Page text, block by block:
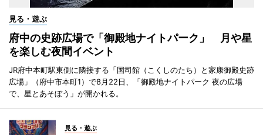
見る・遊ぶ
府中の史跡広場で「御殿地ナイトパーク」 月や星
を楽しむ夜間イベント
JR府中本町駅東側に隣接する「国司館（こくしのたち）と家康御殿史跡
広場」（府中市本町1）で8月22日、「御殿地ナイトパーク 夜の広場
で、星とあそぼう」が開かれる。
見る・遊ぶ